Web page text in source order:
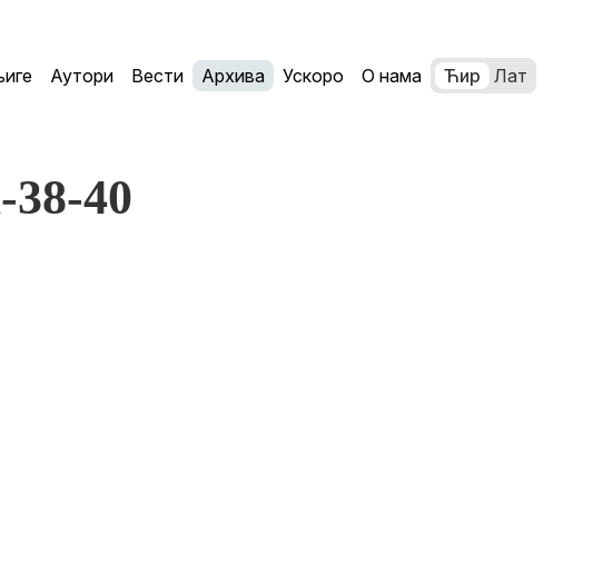
Аутори Вести Архива Ускоро О нама Ћир Лат
40